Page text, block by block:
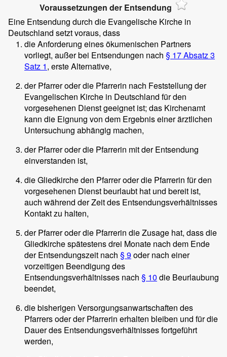
Voraussetzungen der Entsendung
Eine Entsendung durch die Evangelische Kirche in
Deutschland setzt voraus, dass
die Anforderung eines ökumenischen Partners
vorliegt, außer bei Entsendungen nach § 17 Absatz 3
Satz 1, erste Alternative,
der Pfarrer oder die Pfarrerin nach Feststellung der
Evangelischen Kirche in Deutschland für den
vorgesehenen Dienst geeignet ist; das Kirchenamt
kann die Eignung von dem Ergebnis einer ärztlichen
Untersuchung abhängig machen,
der Pfarrer oder die Pfarrerin mit der Entsendung
einverstanden ist,
die Gliedkirche den Pfarrer oder die Pfarrerin für den
vorgesehenen Dienst beurlaubt hat und bereit ist,
auch während der Zeit des Entsendungsverhältnisses
Kontakt zu halten,
der Pfarrer oder die Pfarrerin die Zusage hat, dass die
Gliedkirche spätestens drei Monate nach dem Ende
der Entsendungszeit nach § 9oder nach einer
vorzeitigen Beendigung des
Entsendungsverhältnisses nach § 10 die Beurlaubung
beendet,
die bisherigen Versorgungsanwartschaften des
Pfarrers oder der Pfarrerin erhalten bleiben und für die
Dauer des Entsendungsverhältnisses fortgeführt
werden,